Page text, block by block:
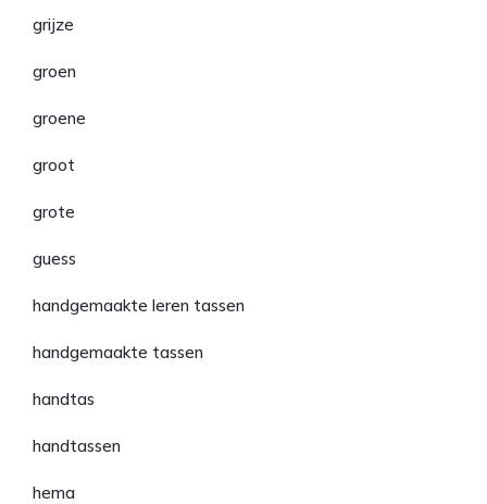
grijze
groen
groene
groot
grote
guess
handgemaakte leren tassen
handgemaakte tassen
handtas
handtassen
hema